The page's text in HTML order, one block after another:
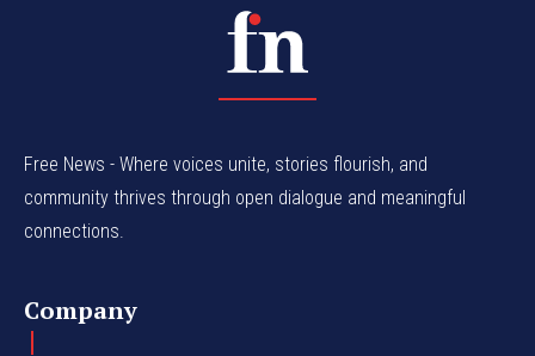
Free News - Where voices unite, stories flourish, and
community thrives through open dialogue and meaningful
connections.
Company